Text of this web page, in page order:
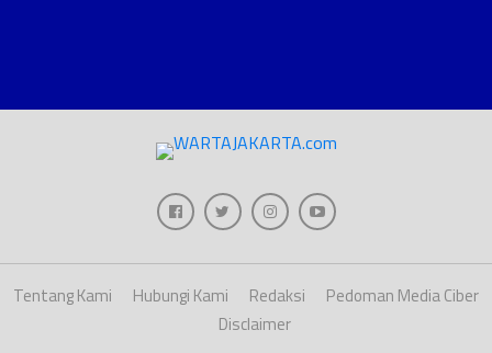
Tentang Kami Hubungi Kami Redaksi
Pedoman Media Ciber
Disclaimer